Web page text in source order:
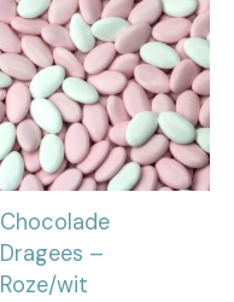
Chocolade
Dragees –
Roze/wit